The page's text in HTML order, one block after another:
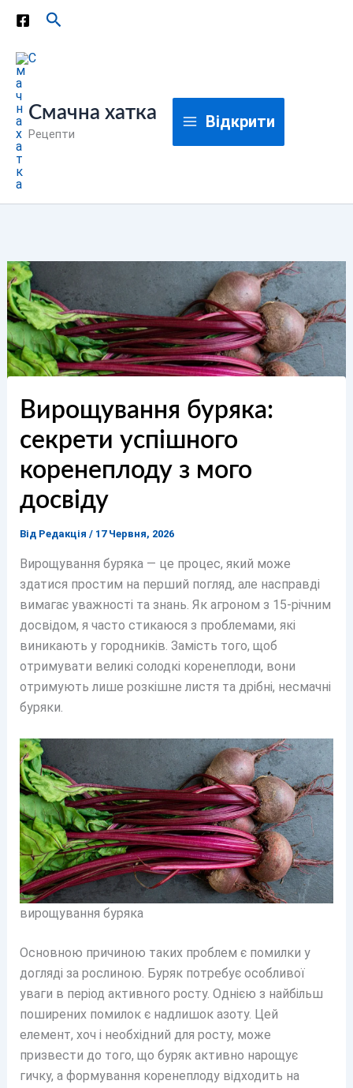
Перейти
вмісту
Пошук
Смачна хатка
Рецепти
Відкрити
Вирощування буряка:
секрети успішного
коренеплоду з мого
досвіду
Від Редакція / 17 Червня, 2026
Вирощування буряка — це процес, який може
здатися простим на перший погляд, але насправді
вимагає уважності та знань. Як агроном з 15-річним
досвідом, я часто стикаюся з проблемами, які
виникають у городників. Замість того, щоб
отримувати великі солодкі коренеплоди, вони
отримують лише розкішне листя та дрібні, несмачні
буряки.
вирощування буряка
Основною причиною таких проблем є помилки у
догляді за рослиною. Буряк потребує особливої
уваги в період активного росту. Однією з найбільш
поширених помилок є надлишок азоту. Цей
елемент, хоч і необхідний для росту, може
призвести до того, що буряк активно нарощує
гичку, а формування коренеплоду відходить на